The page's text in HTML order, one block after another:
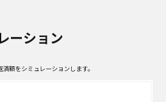
ーション
額をシミュレーションします。